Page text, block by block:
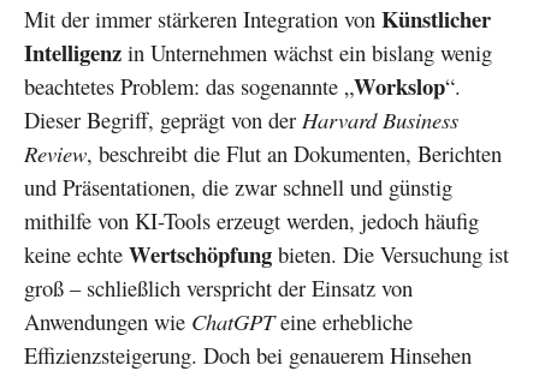
Mit der immer stärkeren Integration von Künstlicher
Intelligenz in Unternehmen wächst ein bislang wenig
beachtetes Problem: das sogenannte „Workslop“.
Dieser Begriff, geprägt von der Harvard Business
Review, beschreibt die Flut an Dokumenten, Berichten
und Präsentationen, die zwar schnell und günstig
mithilfe von KI-Tools erzeugt werden, jedoch häufig
keine echte Wertschöpfung bieten. Die Versuchung ist
groß – schließlich verspricht der Einsatz von
Anwendungen wie ChatGPTeine erhebliche
Effizienzsteigerung. Doch bei genauerem Hinsehen